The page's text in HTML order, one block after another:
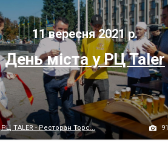
11 вересня 2021 р.
День міста у РЦ Taler
РЦ TALER - Ресторан Торс... 91